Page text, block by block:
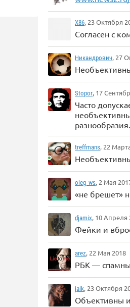
X86, 23 Октября
Согласен с
Никандрович, 27
Stopor, 17
Часто
разнообразия.
treffmans, 22
oleg_ws, 2 Мая
«не брешет»
djamix, 10 Апреля
Фейки и
arez, 22 Мая 2018
РБК —
jaik, 23 Октября
Объективны